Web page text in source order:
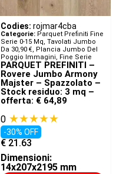
Codies: rojmar4cba
Categorie: Parquet Prefiniti Fine
Serie 0-15 Mq, Tavolati Jumbo
Da 30,90 €, Plancia Jumbo Del
Poggio Immagini, Fine Serie
PARQUET PREFINITI –
Rovere Jumbo Armony
Majster – Spazzolato –
Stock residuo: 3 mq –
offerta: € 64,89
0 ★★★★★
-30% OFF
€ 21.63
Dimensioni:
14x207x2195 mm